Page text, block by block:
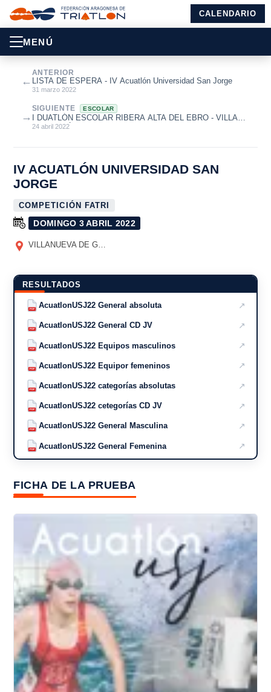
CALENDARIO
MENÚ
←
ANTERIOR
LISTA DE ESPERA - IV Acuatlón Universidad San Jorge
31 marzo 2022
SIGUIENTE ESCOLAR
I DUATLÓN ESCOLAR RIBERA ALTA DEL EBRO - VILLA
DE ALAGÓN
24 abril 2022
→
IV ACUATLÓN UNIVERSIDAD SAN
JORGE
COMPETICIÓN FATRI
DOMINGO 3 ABRIL 2022
VILLANUEVA DE GÁLLEGO
RESULTADOS
PDF AcuatlonUSJ22 General absoluta ↗
PDF AcuatlonUSJ22 General CD JV ↗
PDF AcuatlonUSJ22 Equipos masculinos ↗
PDF AcuatlonUSJ22 Equipor femeninos ↗
PDF AcuatlonUSJ22 categorías absolutas ↗
PDF AcuatlonUSJ22 cetegorías CD JV ↗
PDF AcuatlonUSJ22 General Masculina ↗
PDF AcuatlonUSJ22 General Femenina ↗
FICHA DE LA PRUEBA